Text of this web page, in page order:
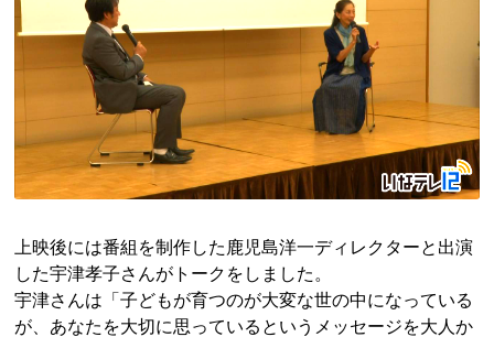
上映後には番組を制作した 鹿児島洋一ディレクターと出演
した宇津孝子さんがトークをしました。
宇津さんは「子どもが育つのが大変な世の中になっている
が、あなたを大切に思っているというメッセージを大人か